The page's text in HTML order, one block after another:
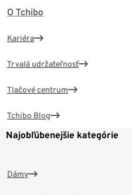
O Tchibo
Kariéra
Trvalá udržateľnosť
Tlačové centrum
Tchibo Blog
Najobľúbenejšie kategórie
Dámy